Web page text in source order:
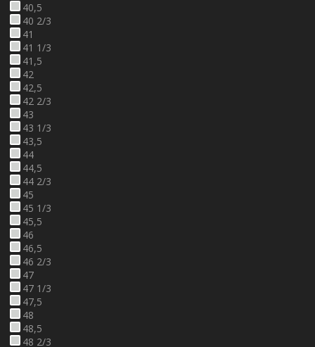
40,5
40 2/3
41
41 1/3
41,5
42
42,5
42 2/3
43
43 1/3
43,5
44
44,5
44 2/3
45
45 1/3
45,5
46
46,5
46 2/3
47
47 1/3
47,5
48
48,5
48 2/3